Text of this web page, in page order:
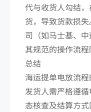
代与收货人勾结
货，导致货款损
司（如马士基、
其规范的操作流程
总结
海运提单电放流程
发货人需严格遵
态核查及结算方式